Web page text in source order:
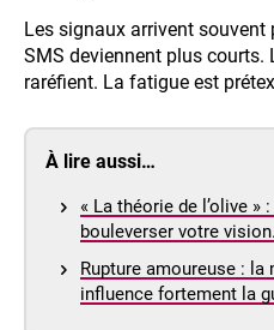
Les signaux arrivent souvent
SMS deviennent plus courts.
raréfient. La fatigue est
À lire aussi…
« La théorie de l’olive
bouleverser votre
Rupture amoureuse : la
influence fortement la